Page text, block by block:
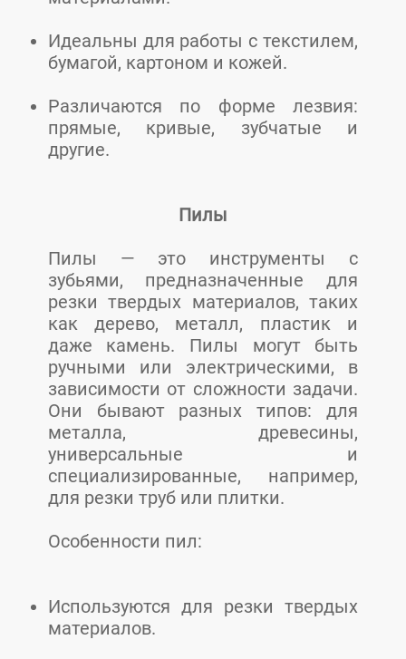
Идеальны для работы с текстилем,
бумагой, картоном и кожей.
Различаются по форме лезвия:
прямые, кривые, зубчатые и
другие.
Пилы
Пилы — это инструменты с
зубьями, предназначенные для
резки твердых материалов, таких
как дерево, металл, пластик и
даже камень. Пилы могут быть
ручными или электрическими, в
зависимости от сложности задачи.
Они бывают разных типов: для
металла, древесины,
универсальные и
специализированные, например,
для резки труб или плитки.
Особенности пил:
Используются для резки твердых
материалов.